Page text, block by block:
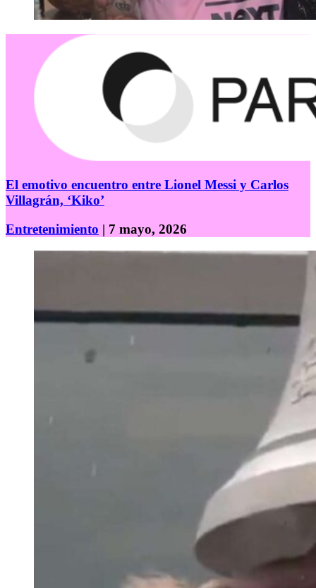
El emotivo encuentro entre Lionel Messi y Carlos
Villagrán, ‘Kiko’
Entretenimiento | 7 mayo, 2026